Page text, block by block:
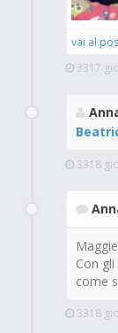
vai al
3317
3318
Con
come
3318